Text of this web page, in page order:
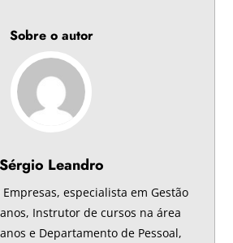
Sobre o autor
Sérgio Leandro
especialista em Gestão
Instrutor de cursos na área
e Departamento de Pessoal,